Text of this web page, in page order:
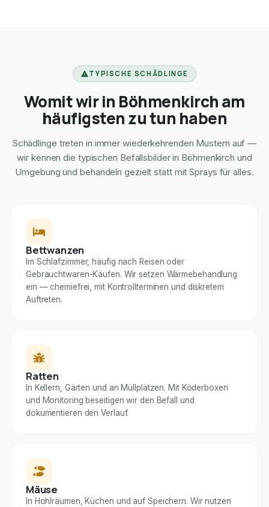
TYPISCHE SCHÄDLINGE
Womit wir in Böhmenkirch am
häufigsten zu tun haben
Schädlinge treten in immer wiederkehrenden Mustern auf —
wir kennen die typischen Befallsbilder in Böhmenkirch und
Umgebung und behandeln gezielt statt mit Sprays für alles.
Bettwanzen
Im Schlafzimmer, häufig nach Reisen oder
Gebrauchtwaren-Käufen. Wir setzen Wärmebehandlung
ein — chemiefrei, mit Kontrollterminen und diskretem
Auftreten.
Ratten
In Kellern, Gärten und an Müllplätzen. Mit Köderboxen
und Monitoring beseitigen wir den Befall und
dokumentieren den Verlauf.
Mäuse
In Hohlräumen, Küchen und auf Speichern. Wir nutzen